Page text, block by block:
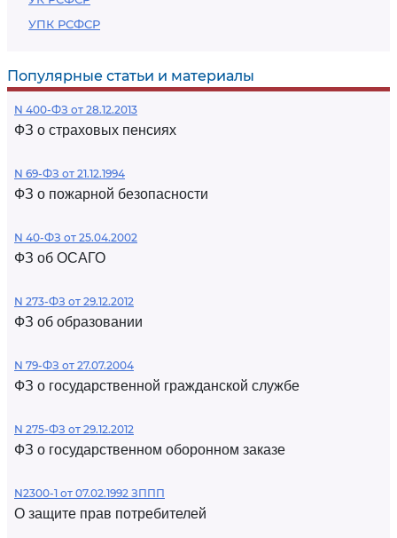
УПК РСФСР
Популярные статьи и материалы
N 400-ФЗ от 28.12.2013
ФЗ о страховых пенсиях
N 69-ФЗ от 21.12.1994
ФЗ о пожарной безопасности
N 40-ФЗ от 25.04.2002
ФЗ об ОСАГО
N 273-ФЗ от 29.12.2012
ФЗ об образовании
N 79-ФЗ от 27.07.2004
ФЗ о государственной гражданской службе
N 275-ФЗ от 29.12.2012
ФЗ о государственном оборонном заказе
N2300-1 от 07.02.1992 ЗППП
О защите прав потребителей